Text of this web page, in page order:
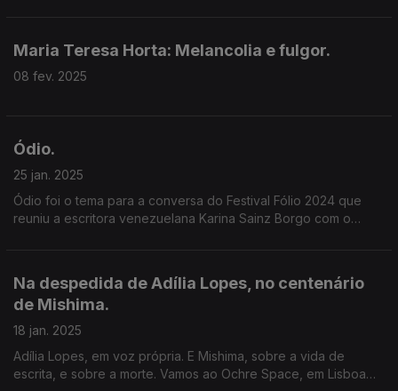
Maria Teresa Horta: Melancolia e fulgor.
08 fev. 2025
Ódio.
25 jan. 2025
Ódio foi o tema para a conversa do Festival Fólio 2024 que
reuniu a escritora venezuelana Karina Sainz Borgo com o
Na despedida de Adília Lopes, no centenário
de Mishima.
18 jan. 2025
Adília Lopes, em voz própria. E Mishima, sobre a vida de
escrita, e sobre a morte. Vamos ao Ochre Space, em Lisboa